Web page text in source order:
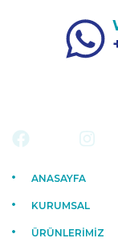
ANASAYFA
KURUMSAL
ÜRÜNLERİMİZ